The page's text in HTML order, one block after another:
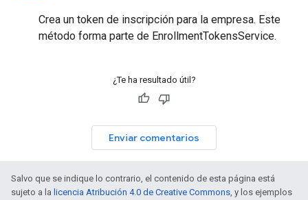
Crea un token de inscripción para la empresa. Este
método forma parte de EnrollmentTokensService.
¿Te ha resultado útil?
Enviar comentarios
Salvo que se indique lo contrario, el contenido de esta página está
sujeto a la licencia Atribución 4.0 de Creative Commons, y los ejemplos